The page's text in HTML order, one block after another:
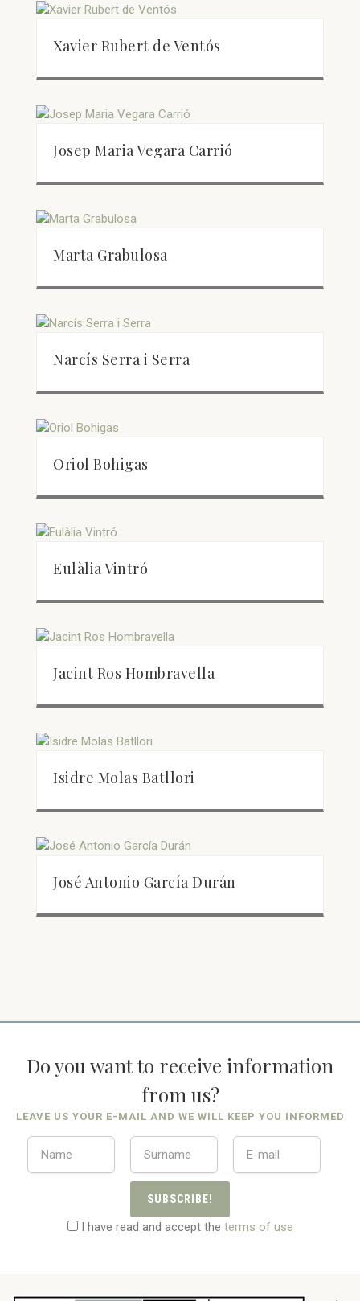
Xavier Rubert de Ventós
Josep Maria Vegara Carrió
Marta Grabulosa
Narcís Serra i Serra
Oriol Bohigas
Eulàlia Vintró
Jacint Ros Hombravella
Isidre Molas Batllori
José Antonio García Durán
Do you want to receive information
from us?
LEAVE US YOUR E-MAIL AND WE WILL KEEP YOU INFORMED
SUBSCRIBE!
I have read and accept the terms of use